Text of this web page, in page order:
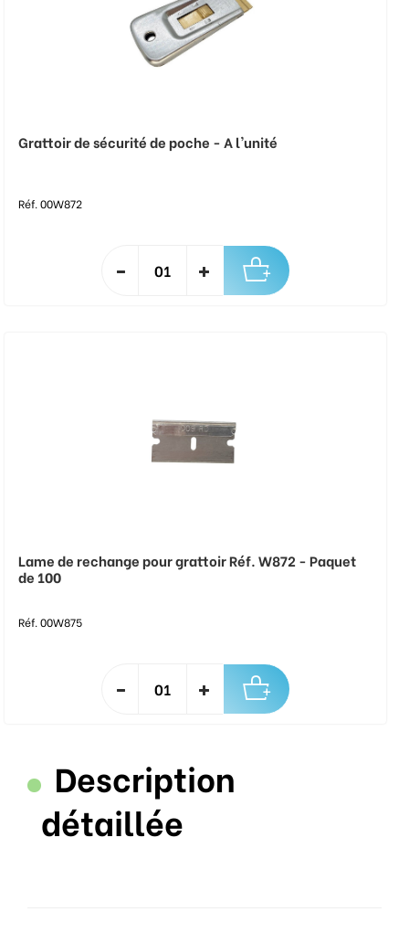
Grattoir de sécurité de poche - A l'unité
Réf. 00W872
Lame de rechange pour grattoir Réf. W872 - Paquet
de 100
Réf. 00W875
Description
détaillée